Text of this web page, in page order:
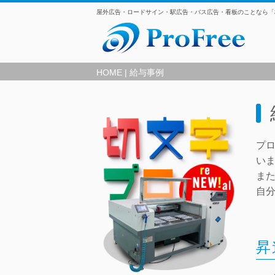
屋外広告・ロードサイン・駅広告・バス広告・看板のことなら
HOME | 給与事例
プ
い
ま
自